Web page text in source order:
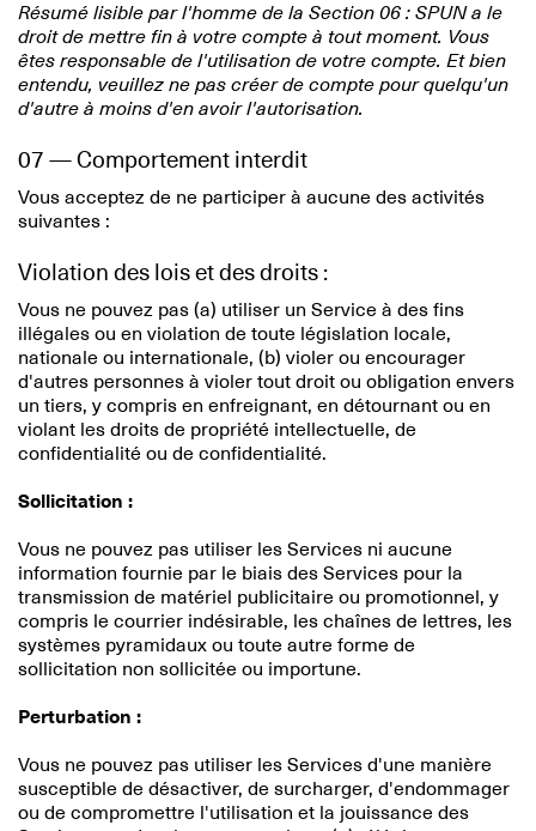
Résumé lisible par l'homme de la Section 06 : SPUN a le
droit de mettre fin à votre compte à tout moment. Vous
êtes responsable de l'utilisation de votre compte. Et bien
entendu, veuillez ne pas créer de compte pour quelqu'un
d'autre à moins d'en avoir l'autorisation.
07 — Comportement interdit
Vous acceptez de ne participer à aucune des activités
suivantes :
Violation des lois et des droits :
Vous ne pouvez pas (a) utiliser un Service à des fins
illégales ou en violation de toute législation locale,
nationale ou internationale, (b) violer ou encourager
d'autres personnes à violer tout droit ou obligation envers
un tiers, y compris en enfreignant, en détournant ou en
violant les droits de propriété intellectuelle, de
confidentialité ou de confidentialité.
Sollicitation :
Vous ne pouvez pas utiliser les Services ni aucune
information fournie par le biais des Services pour la
transmission de matériel publicitaire ou promotionnel, y
compris le courrier indésirable, les chaînes de lettres, les
systèmes pyramidaux ou toute autre forme de
sollicitation non sollicitée ou importune.
Perturbation :
Vous ne pouvez pas utiliser les Services d'une manière
susceptible de désactiver, de surcharger, d'endommager
ou de compromettre l'utilisation et la jouissance des